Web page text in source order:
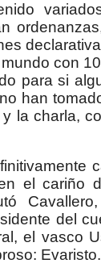
con
para si
han
la charla,
el cariño
del
el vasco
Evaristo.